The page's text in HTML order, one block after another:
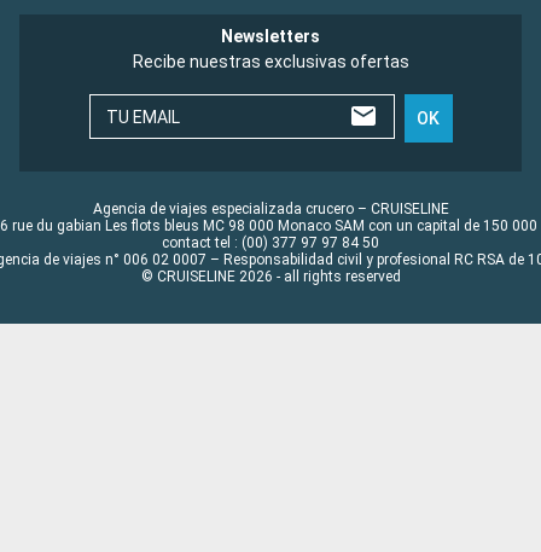
Newsletters
Recibe nuestras exclusivas ofertas
TU EMAIL OK
Agencia de viajes especializada crucero – CRUISELINE
rue du gabian Les flots bleus MC 98 000 Monaco SAM con un capital de 150 000
contact tel : (00) 377 97 97 84 50
de viajes n° 006 02 0007 – Responsabilidad civil y profesional RC RSA de
© CRUISELINE 2026 - all rights reserved